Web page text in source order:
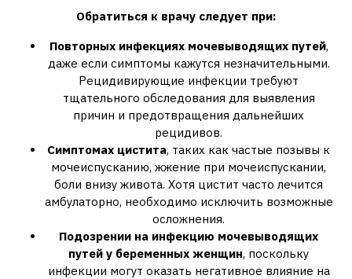
Обратиться к врачу следует при:
Повторных инфекциях мочевыводящих путей,
даже если симптомы кажутся незначительными.
Рецидивирующие инфекции требуют
тщательного обследования для выявления
причин и предотвращения дальнейших
рецидивов.
Симптомах цистита, таких как частые позывы к
мочеиспусканию, жжение при мочеиспускании,
боли внизу живота. Хотя цистит часто лечится
амбулаторно, необходимо исключить возможные
осложнения.
Подозрении на инфекцию мочевыводящих
путей у беременных женщин, поскольку
инфекции могут оказать негативное влияние на